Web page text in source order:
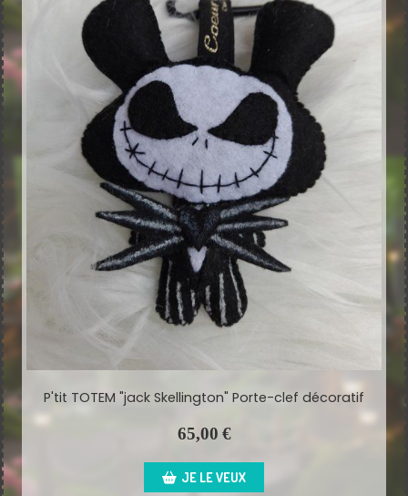
P'tit TOTEM "jack Skellington" Porte-clef décoratif
65,00 €
JE LE VEUX